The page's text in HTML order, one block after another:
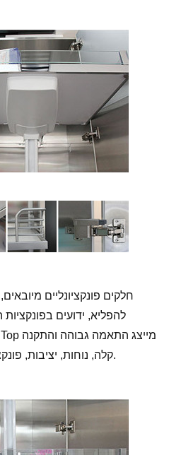
חלקים פונקציונליים
להפליא, ידועים
קלה, נוחות, יציבות, פונקציונליות ועיצוב אטרקטיבי.